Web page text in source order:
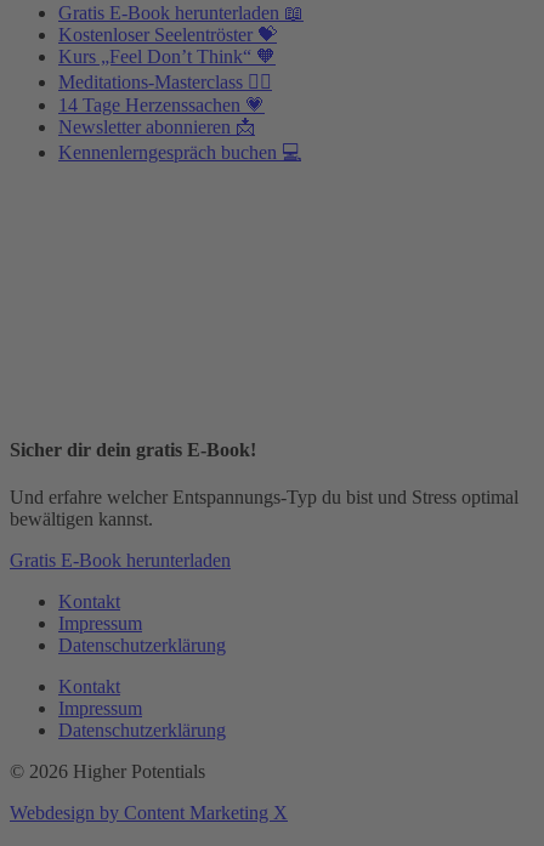
Gratis E-Book herunterladen 📖
Kostenloser Seelentröster 💝
Kurs „Feel Don’t Think“ 🧡
Meditations-Masterclass 🧘‍♂️
14 Tage Herzenssachen 💗
Newsletter abonnieren 📩
Kennenlerngespräch buchen 💻
Sicher dir dein gratis E-Book!
Und erfahre welcher Entspannungs-Typ du bist und Stress optimal
bewältigen kannst.
Gratis E-Book herunterladen
Kontakt
Impressum
Datenschutzerklärung
Kontakt
Impressum
Datenschutzerklärung
© 2026 Higher Potentials
Webdesign by Content Marketing X